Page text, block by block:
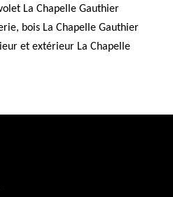
La Chapelle Gauthier
bois La Chapelle Gauthier
et extérieur La Chapelle